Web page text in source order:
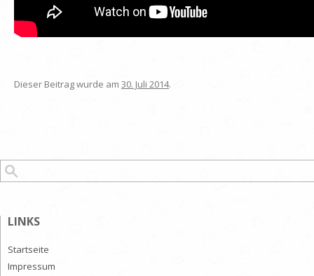
Dieser Beitrag wurde am 30. Juli 2014.
Suchen nach:
LINKS
Startseite
Impressum